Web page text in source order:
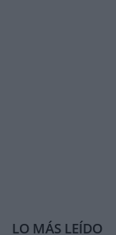
LO MÁS LEÍDO